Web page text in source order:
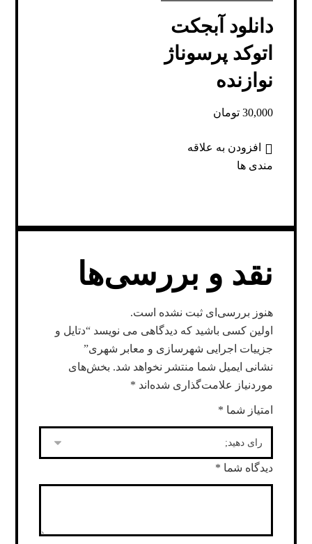
دانلود آبجکت
اتوکد پرسوناژ
نوازنده
30,000 تومان
افزودن به علاقه
مندی ها
نقد و بررسی‌ها
هنوز بررسی‌ای ثبت نشده است.
اولین کسی باشید که دیدگاهی می نویسد “دتایل و
جزییات اجرایی شهرسازی و معابر شهری”
نشانی ایمیل شما منتشر نخواهد شد. بخش‌های
موردنیاز علامت‌گذاری شده‌اند *
امتیاز شما *
دیدگاه شما *